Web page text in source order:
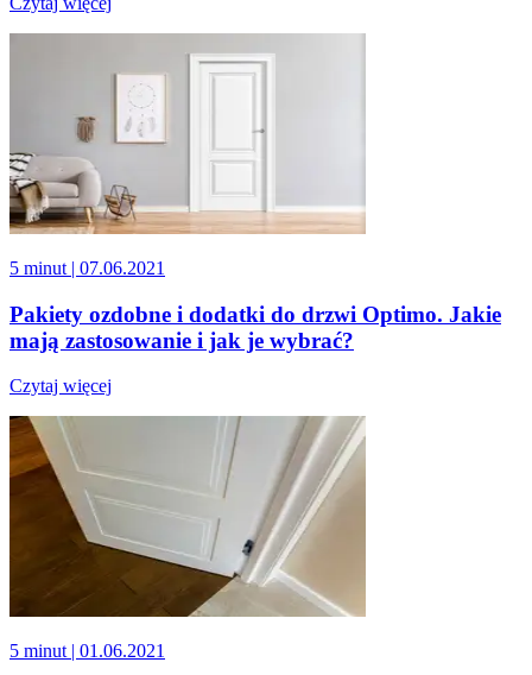
5 minut | 07.06.2021
Pakiety ozdobne i dodatki do drzwi Optimo. Jakie
mają zastosowanie i jak je wybrać?
Czytaj więcej
5 minut | 01.06.2021